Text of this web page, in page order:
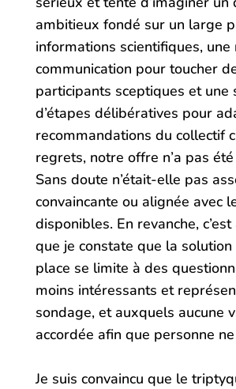
ambitieux fondé sur un large
informations scientifiques, une
communication pour toucher
participants sceptiques et une
d’étapes délibératives pour
recommandations du collectif
regrets, notre offre n’a pas
Sans doute n’était-elle pas
convaincante ou alignée avec
disponibles. En revanche,
que je constate que la solution
place se limite à des
moins intéressants et
sondage, et auxquels aucune
accordée afin que personne
Je suis convaincu que le